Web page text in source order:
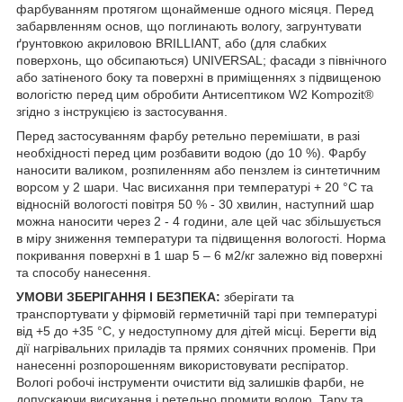
фарбуванням протягом щонайменше одного місяця. Перед
забарвленням основ, що поглинають вологу, загрунтувати
ґрунтовкою акриловою BRILLIANT, або (для слабких
поверхонь, що обсипаються) UNIVERSAL; фасади з північного
або затіненого боку та поверхні в приміщеннях з підвищеною
вологістю перед цим обробити Антисептиком W2 Kompozit®
згідно з інструкцією із застосування.
Перед застосуванням фарбу ретельно перемішати, в разі
необхідності перед цим розбавити водою (до 10 %). Фарбу
наносити валиком, розпиленням або пензлем із синтетичним
ворсом у 2 шари. Час висихання при температурі + 20 °С та
відносній вологості повітря 50 % - 30 хвилин, наступний шар
можна наносити через 2 - 4 години, але цей час збільшується
в міру зниження температури та підвищення вологості. Норма
покривання поверхні в 1 шар 5 – 6 м2/кг залежно від поверхні
та способу нанесення.
УМОВИ ЗБЕРІГАННЯ І БЕЗПЕКА: зберігати та
транспортувати у фірмовій герметичній тарі при температурі
від +5 до +35 °С, у недоступному для дітей місці. Берегти від
дії нагрівальних приладів та прямих сонячних променів. При
нанесенні розпорошенням використовувати респіратор.
Вологі робочі інструменти очистити від залишків фарби, не
допускаючи висихання і ретельно промити водою. Тару та